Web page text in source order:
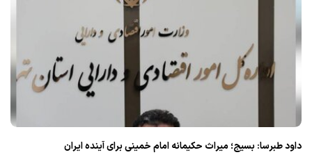
داود طبرسا: بسیج؛ میراث حکیمانه امام خمینی برای آینده ایران